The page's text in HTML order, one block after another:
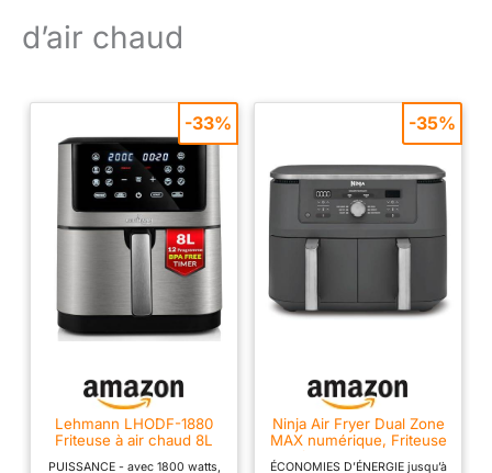
d’air chaud
Lehmann LHODF-1880
Friteuse à air chaud 8L
PUISSANCE - avec 1800 watts,
-33%
Ninja Air Fryer Dual Zone
MAX numérique, Friteuse
à air chaud, 6en1
ÉCONOMIES D’ÉNERGIE jusqu’à
-35%